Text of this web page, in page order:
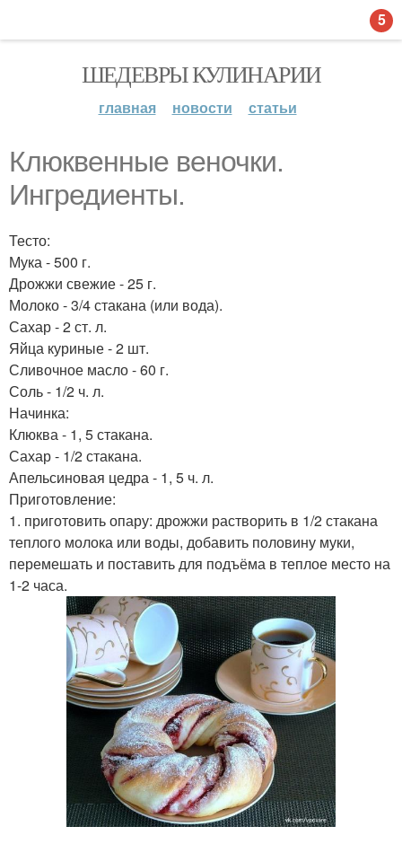
ШЕДЕВРЫ КУЛИНАРИИ
главная новости статьи
Клюквенные веночки.
Ингредиенты.
Тесто:
Мука - 500 г.
Дрожжи свежие - 25 г.
Молоко - 3/4 стакана (или вода).
Сахар - 2 ст. л.
Яйца куриные - 2 шт.
Сливочное масло - 60 г.
Соль - 1/2 ч. л.
Начинка:
Клюква - 1, 5 стакана.
Сахар - 1/2 стакана.
Апельсиновая цедра - 1, 5 ч. л.
Приготовление:
1. приготовить опару: дрожжи растворить в 1/2 стакана
теплого молока или воды, добавить половину муки,
перемешать и поставить для подъёма в теплое место на
1-2 часа.
5